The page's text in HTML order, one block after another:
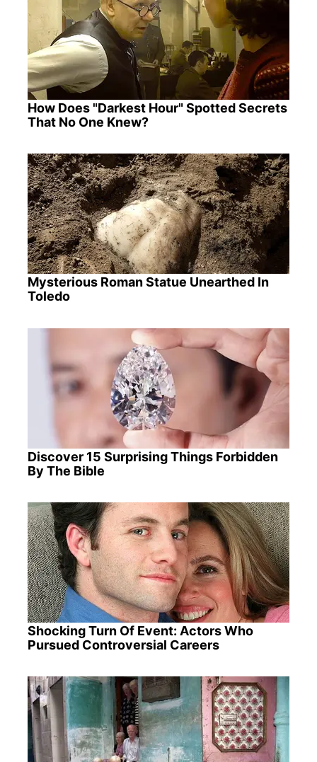
How Does "Darkest Hour" Spotted Secrets
That No One Knew?
Mysterious Roman Statue Unearthed In
Toledo
Discover 15 Surprising Things Forbidden
By The Bible
Shocking Turn Of Event: Actors Who
Pursued Controversial Careers